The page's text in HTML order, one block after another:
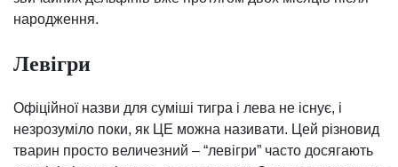
народження.
Левігри
Офіційної назви для суміші тигра і лева не існує, і
незрозуміло поки, як ЦЕ можна називати. Цей різновид
тварин просто величезний – “левігри” часто досягають